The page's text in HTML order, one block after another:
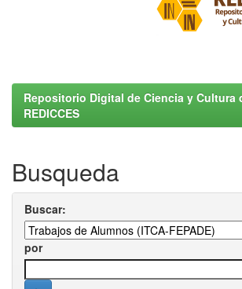
Repositorio Digital de Ciencia y Cultura
REDICCES
Busqueda
Buscar:
por